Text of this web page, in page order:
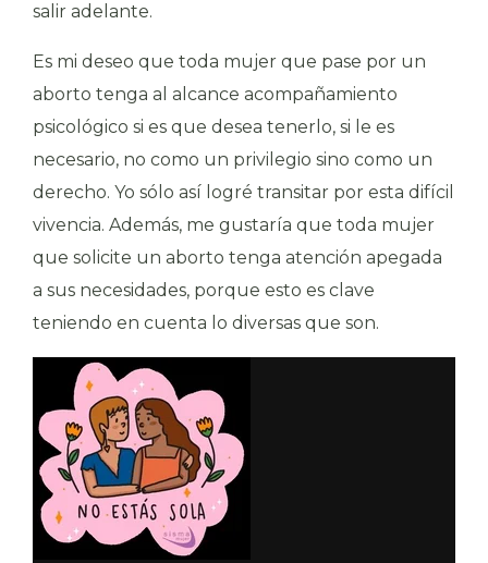
salir adelante.
Es mi deseo que toda mujer que pase por un
aborto tenga al alcance acompañamiento
psicológico si es que desea tenerlo, si le es
necesario, no como un privilegio sino como un
derecho. Yo sólo así logré transitar por esta difícil
vivencia. Además, me gustaría que toda mujer
que solicite un aborto tenga atención apegada
a sus necesidades, porque esto es clave
teniendo en cuenta lo diversas que son.